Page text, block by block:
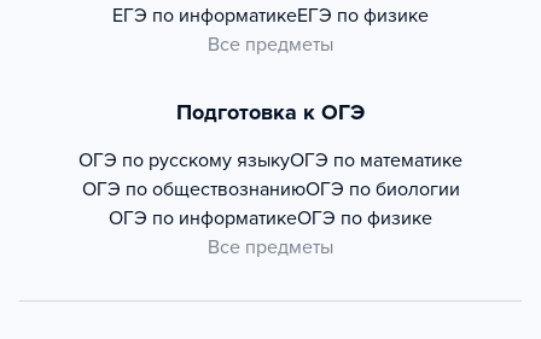
ЕГЭ по информатикеЕГЭ по физике
Все предметы
Подготовка к ОГЭ
ОГЭ по русскому языкуОГЭ по математике
ОГЭ по обществознаниюОГЭ по биологии
ОГЭ по информатикеОГЭ по физике
Все предметы